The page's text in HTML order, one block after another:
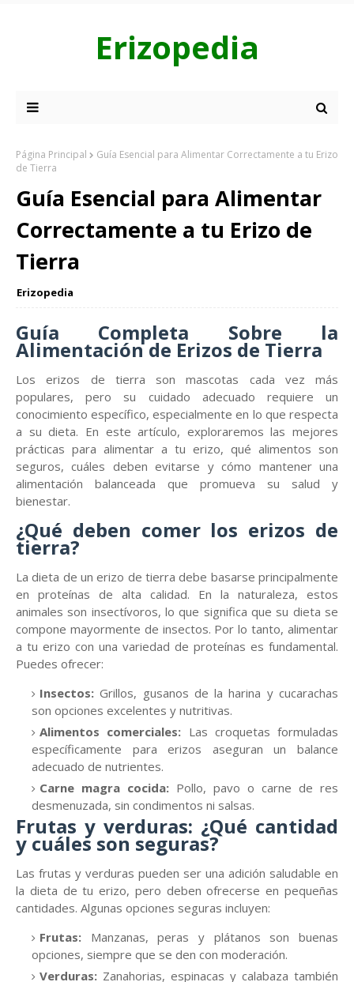
Erizopedia
Página Principal
Guía Esencial para Alimentar Correctamente a tu Erizo
de Tierra
Guía Esencial para Alimentar
Correctamente a tu Erizo de
Tierra
Erizopedia
Guía Completa Sobre la
Alimentación de Erizos de Tierra
Los erizos de tierra son mascotas cada vez más
populares, pero su cuidado adecuado requiere un
conocimiento específico, especialmente en lo que respecta
a su dieta. En este artículo, exploraremos las mejores
prácticas para alimentar a tu erizo, qué alimentos son
seguros, cuáles deben evitarse y cómo mantener una
alimentación balanceada que promueva su salud y
bienestar.
¿Qué deben comer los erizos de
tierra?
La dieta de un erizo de tierra debe basarse principalmente
en proteínas de alta calidad. En la naturaleza, estos
animales son insectívoros, lo que significa que su dieta se
compone mayormente de insectos. Por lo tanto, alimentar
a tu erizo con una variedad de proteínas es fundamental.
Puedes ofrecer:
Insectos: Grillos, gusanos de la harina y cucarachas
son opciones excelentes y nutritivas.
Alimentos comerciales: Las croquetas formuladas
específicamente para erizos aseguran un balance
adecuado de nutrientes.
Carne magra cocida: Pollo, pavo o carne de res
desmenuzada, sin condimentos ni salsas.
Frutas y verduras: ¿Qué cantidad
y cuáles son seguras?
Las frutas y verduras pueden ser una adición saludable en
la dieta de tu erizo, pero deben ofrecerse en pequeñas
cantidades. Algunas opciones seguras incluyen:
Frutas: Manzanas, peras y plátanos son buenas
opciones, siempre que se den con moderación.
Verduras: Zanahorias, espinacas y calabaza también